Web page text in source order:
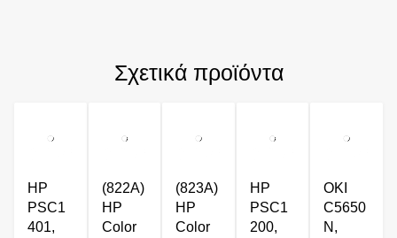
Σχετικά προϊόντα
HP
PSC1
401,
(822Α)
HP
Color
(823A)
HP
Color
HP
PSC1
200,
OKI
C5650
N,